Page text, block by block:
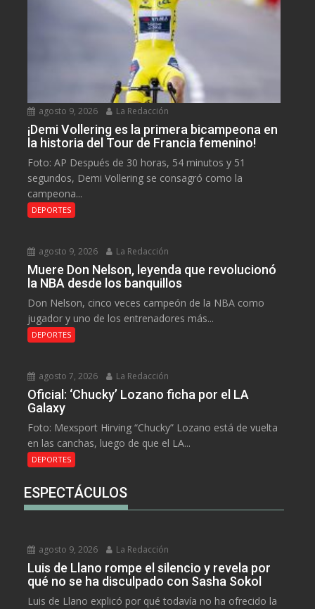
agosto 9, 2026 La Redacción
¡Demi Vollering es la primera bicampeona en
la historia del Tour de Francia femenino!
Foto: AP Después de 30 horas, 54 minutos y 51
segundos, Demi Vollering se consagró como la
campeona...
DEPORTES
agosto 9, 2026 La Redacción
Muere Don Nelson, leyenda que revolucionó
la NBA desde los banquillos
Don Nelson, cinco veces campeón de la NBA como
jugador y uno de los entrenadores más...
DEPORTES
agosto 7, 2026 La Redacción
Oficial: ‘Chucky’ Lozano ficha por el LA
Galaxy
Foto: Mexsport Hirving “Chucky” Lozano está de vuelta
en las canchas, luego de que el LA...
DEPORTES
ESPECTÁCULOS
agosto 9, 2026 La Redacción
Luis de Llano rompe el silencio y revela por
qué no se ha disculpado con Sasha Sokol
Luis de Llano explicó por qué todavía no ha ofrecido la